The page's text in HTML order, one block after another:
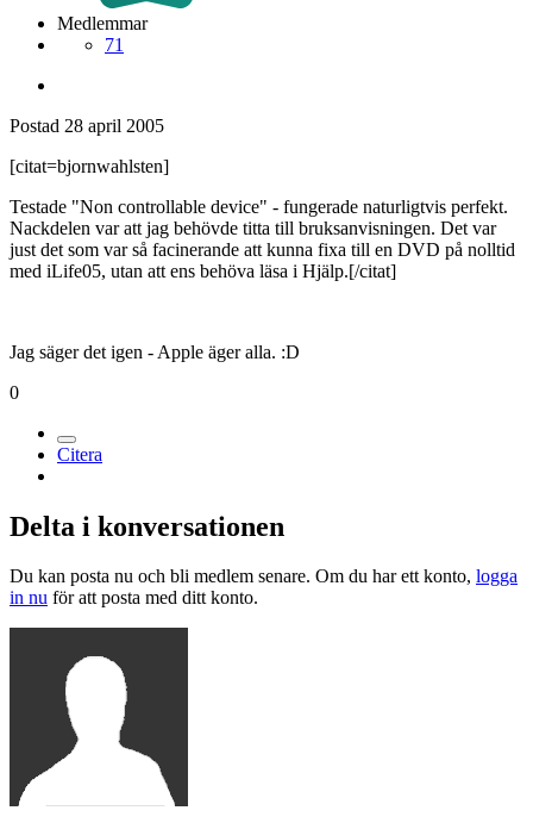
Medlemmar
71
Postad 28 april 2005
[citat=bjornwahlsten]
Testade "Non controllable device" - fungerade naturligtvis perfekt.
Nackdelen var att jag behövde titta till bruksanvisningen. Det var
just det som var så facinerande att kunna fixa till en DVD på nolltid
med iLife05, utan att ens behöva läsa i Hjälp.[/citat]
Jag säger det igen - Apple äger alla. :D
0
Citera
Delta i konversationen
Du kan posta nu och bli medlem senare. Om du har ett konto, logga
in nu för att posta med ditt konto.